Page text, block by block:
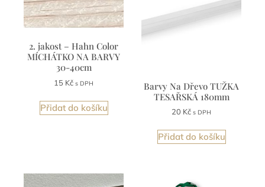
Nevíte si rady jak zařídit Váš obývací
pokoj, dětský pokoj nebo ložnici?
Nedokážete si představit jak byt nebo
kancelář může vypadat? Zpracujeme
návrh vám s vizualizacemi za akční cenu
Zobrazit více
2. jakost – Hahn Color
MÍCHÁTKO NA BARVY
30-40cm
15 Kč s DPH
Přidat do košíku
Barvy Na Dřevo TUŽKA
TESAŘSKÁ 180mm
20 Kč s DPH
Přidat do košíku